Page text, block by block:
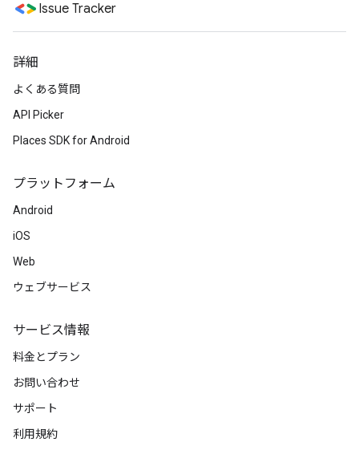
Issue Tracker
詳細
よくある質問
API Picker
Places SDK for Android
プラットフォーム
Android
iOS
Web
ウェブサービス
サービス情報
料金とプラン
お問い合わせ
サポート
利用規約